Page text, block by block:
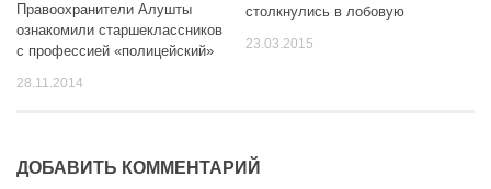
Правоохранители Алушты
ознакомили старшеклассников
с профессией «полицейский»
28.11.2014
столкнулись в лобовую
23.03.2015
ДОБАВИТЬ КОММЕНТАРИЙ